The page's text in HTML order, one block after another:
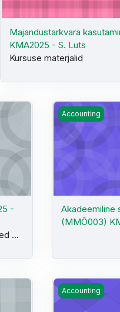
Majandustarkvara
KMA2025 - S. Luts
Kursuse materjalid
S. Luts
-
...
Akadeemiline
Accounting
Akadeemiline
(MMÕ003)
MA2023 - S.
Aktuaalne
Accounting